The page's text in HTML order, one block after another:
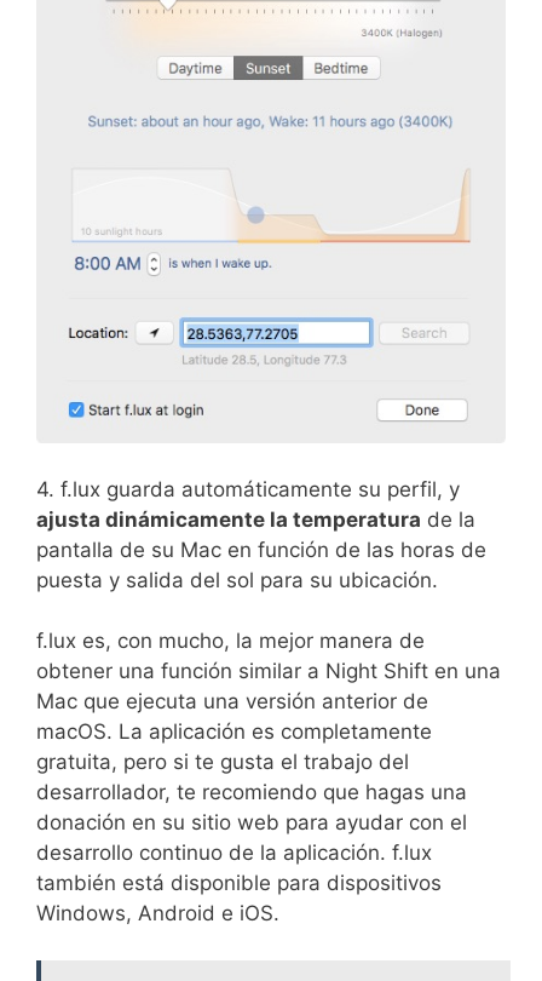
4. f.lux guarda automáticamente su perfil, y
ajusta dinámicamente la temperatura de la
pantalla de su Mac en función de las horas de
puesta y salida del sol para su ubicación.
f.lux es, con mucho, la mejor manera de
obtener una función similar a Night Shift en una
Mac que ejecuta una versión anterior de
macOS. La aplicación es completamente
gratuita, pero si te gusta el trabajo del
desarrollador, te recomiendo que hagas una
donación en su sitio web para ayudar con el
desarrollo continuo de la aplicación. f.lux
también está disponible para dispositivos
Windows, Android e iOS.